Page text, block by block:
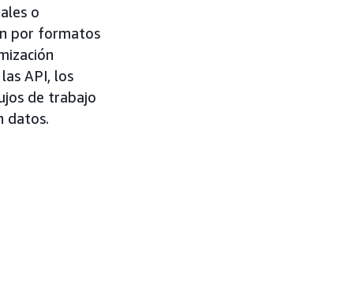
o
por formatos
API, los
de trabajo
datos.